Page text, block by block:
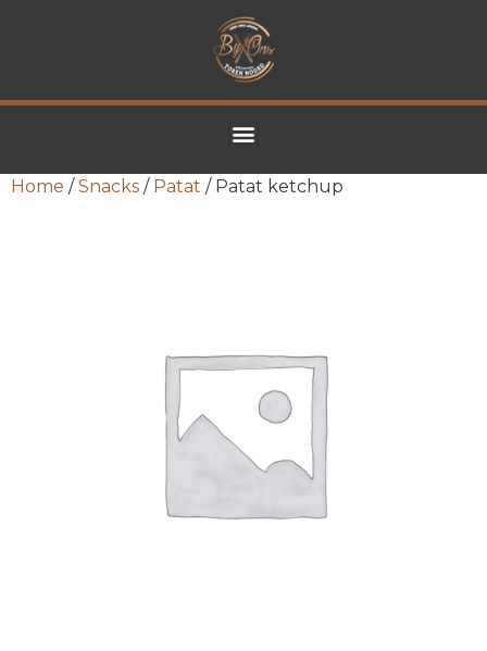
Home /Snacks / Patat / Patat ketchup